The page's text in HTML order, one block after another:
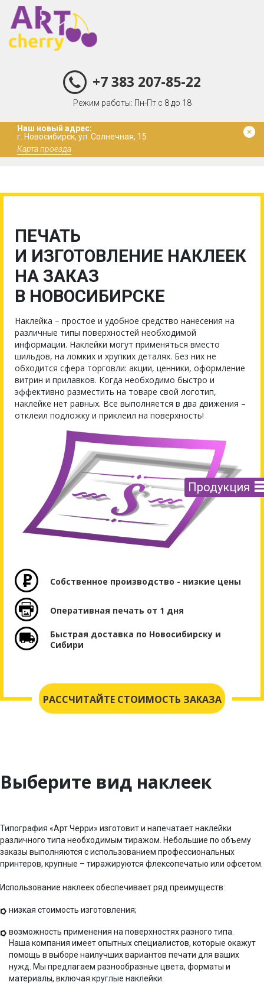
+7 383 207-85-22
Режим работы: Пн-Пт с 8 до 18
Наш новый адрес:
г. Новосибирск, ул. Солнечная, 15
Карта проезда
Продукция
ПЕЧАТЬ
И ИЗГОТОВЛЕНИЕ НАКЛЕЕК
НА ЗАКАЗ
В НОВОСИБИРСКЕ
Наклейка – простое и удобное средство нанесения на
различные типы поверхностей необходимой
информации. Наклейки могут применяться вместо
шильдов, на ломких и хрупких деталях. Без них не
обходится сфера торговли: акции, ценники, оформление
витрин и прилавков. Когда необходимо быстро и
эффективно разместить на товаре свой логотип,
наклейке нет равных. Все выполняется в два движения –
отклеил подложку и приклеил на поверхность!
РАССЧИТАЙТЕ СТОИМОСТЬ ЗАКАЗА
Собственное производство - низкие цены
Оперативная печать от 1 дня
Быстрая доставка по Новосибирску и
Сибири
Выберите вид наклеек
Типография «Арт Черри» изготовит и напечатает наклейки
различного типа необходимым тиражом. Небольшие по объему
заказы выполняются с использованием профессиональных
принтеров, крупные – тиражируются флексопечатью или офсетом.
Использование наклеек обеспечивает ряд преимуществ:
низкая стоимость изготовления;
возможность применения на поверхностях разного типа.
Наша компания имеет опытных специалистов, которые окажут
помощь в выборе наилучших вариантов печати для ваших
нужд. Мы предлагаем разнообразные цвета, форматы и
материалы, включая круглые наклейки.